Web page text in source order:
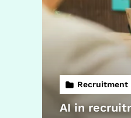
Recruitment
AI in